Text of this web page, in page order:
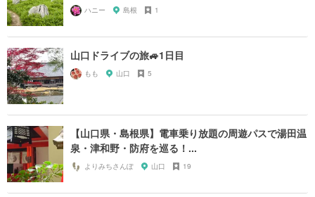
ハニー 島根 1
山口ドライブの旅🚙1日目
もも 山口 5
【山口県・島根県】電車乗り放題の周遊パスで湯田温
泉・津和野・防府を巡る！...
よりみちさんぽ 山口 19